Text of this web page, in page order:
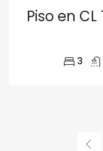
3